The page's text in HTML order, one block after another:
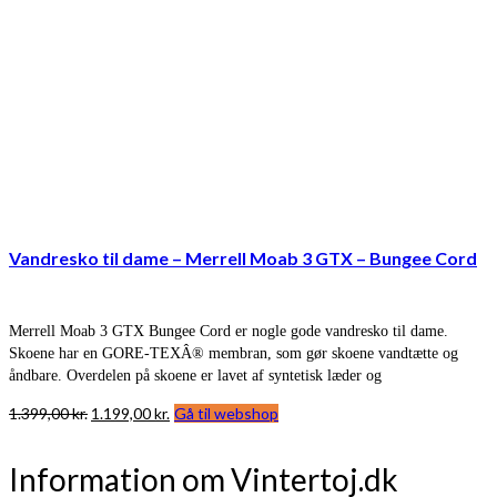
Vandresko til dame – Merrell Moab 3 GTX – Bungee Cord
Merrell Moab 3 GTX Bungee Cord er nogle gode vandresko til dame.
Skoene har en GORE-TEXÂ® membran, som gør skoene vandtætte og
åndbare. Overdelen på skoene er lavet af syntetisk læder og
1.399,00kr. Den
var:
1.199,00kr. Den
er:
Gå til webshop
Information om Vintertoj.dk